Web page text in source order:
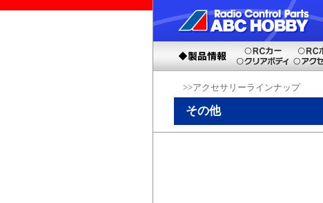
>>アクセサリーラインナップ
その他